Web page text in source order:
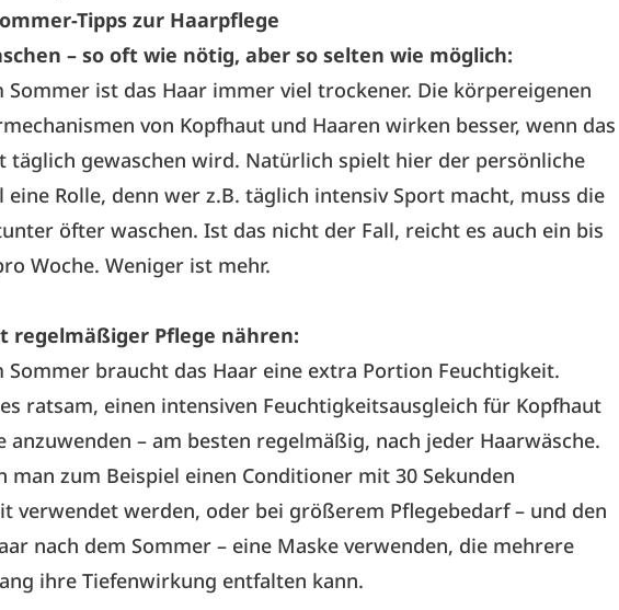
Tipps zur Haarpflege
– so oft wie nötig, aber so selten wie möglich:
Sommer ist das Haar immer viel trockener. Die körpereigenen
von Kopfhaut und Haaren wirken besser, wenn das
täglich gewaschen wird. Natürlich spielt hier der persönliche
eine Rolle, denn wer z.B. täglich intensiv Sport macht, muss die
öfter waschen. Ist das nicht der Fall, reicht es auch ein bis
Woche. Weniger ist mehr.
regelmäßiger Pflege nähren:
Sommer braucht das Haar eine extra Portion Feuchtigkeit.
ratsam, einen intensiven Feuchtigkeitsausgleich für Kopfhaut
anzuwenden – am besten regelmäßig, nach jeder Haarwäsche.
man zum Beispiel einen Conditioner mit 30 Sekunden
verwendet werden, oder bei größerem Pflegebedarf – und den
nach dem Sommer – eine Maske verwenden, die mehrere
ihre Tiefenwirkung entfalten kann.